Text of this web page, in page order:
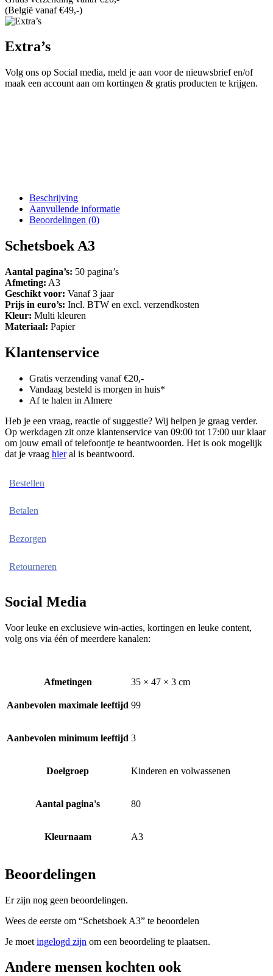
(België vanaf €49,-)
Extra’s
Volg ons op Social media, meld je aan voor de nieuwsbrief en/of
maak een account aan om kortingen & gratis producten te krijgen.
Beschrijving
Aanvullende informatie
Beoordelingen (0)
Schetsboek A3
Aantal pagina’s: 50 pagina’s
Afmeting: A3
Geschikt voor: Vanaf 3 jaar
Prijs in euro’s: Incl. BTW en excl. verzendkosten
Kleur: Multi kleuren
Materiaal: Papier
Klantenservice
Gratis verzending vanaf €20,-
Vandaag besteld is morgen in huis*
Af te halen in Almere
Heb je een vraag, reactie of suggestie? Wij helpen je graag verder.
Op werkdagen zit onze klantenservice van 09:00 tot 17:00 uur klaar
om jouw email of telefoontje te beantwoorden. Het is ook mogelijk
dat je vraag hieral is beantwoord.
Bestellen
Betalen
Bezorgen
Retourneren
Social Media
Voor leuke en exclusieve win-acties, kortingen en leuke content,
volg ons via één of meerdere kanalen:
Afmetingen 35 × 47 × 3 cm
Aanbevolen maximale leeftijd 99
Aanbevolen minimum leeftijd 3
Doelgroep Kinderen en volwassenen
Aantal pagina's 80
Kleurnaam A3
Beoordelingen
Er zijn nog geen beoordelingen.
Wees de eerste om “Schetsboek A3” te beoordelen
Je moet ingelogd zijn om een beoordeling te plaatsen.
Andere mensen kochten ook